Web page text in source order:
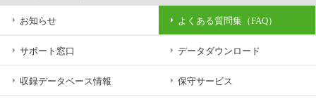
お知らせ よくある質問集（FAQ）
サポート窓口 データダウンロード
収録データベース情報 保守サービス